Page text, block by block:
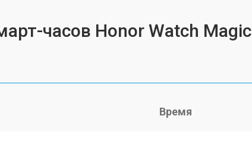
часов Honor Watch Magic
Время